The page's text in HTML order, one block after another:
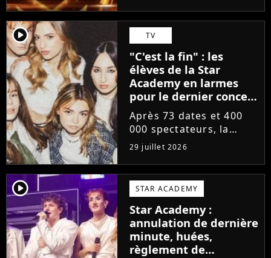
professeurs après les
départs annoncés de
Michael Goldman, Lucie
Bernardoni et Marlène
Schaff. La...
player2 TV
"C'est la fin" : les
élèves de la Star
Academy en larmes
pour le dernier concert
de la tournée
Après 73 dates et 400
000 spectateurs, la
tournée de la Star
Academy vient de se
terminer dans les
larmes. Sur les réseaux
sociaux, les élèves
adressent un dernier
message au public...
29 juillet 2026
player2 STAR ACADEMY
Star Academy :
annulation de dernière
minute, huées,
règlement de